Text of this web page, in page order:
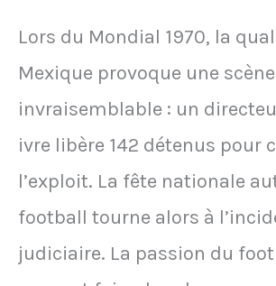
Lors du Mondial 1970, la
Mexique provoque une scène
invraisemblable : un
ivre libère 142 détenus pour
l’exploit. La fête nationale
football tourne alors à
judiciaire. La passion du